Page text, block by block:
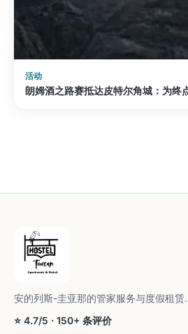
活动
朗姆酒之路赛抵达皮特尔角城：为终
安的列斯-圭亚那的管家服务与度假租赁.
⭐ 4.7/5 · 150+ 条评价